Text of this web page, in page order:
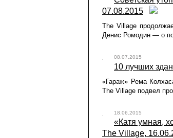
07.08.2015
The Village
Денис Ромодин — о
08.07.2015
10 лучших
«Гараж» Рема
The Village подвел
18.06.2015
«Катя умная,
The Village,